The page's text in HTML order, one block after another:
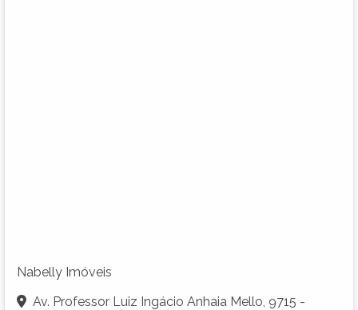
Nabelly Imóveis
Av. Professor Luiz Ingácio Anhaia Mello, 9715 -